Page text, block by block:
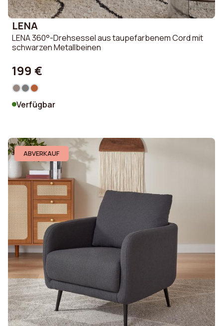
LENA
LENA 360°-Drehsessel aus taupefarbenem Cord mit
schwarzen Metallbeinen
199 €
Verfügbar
ABVERKAUF